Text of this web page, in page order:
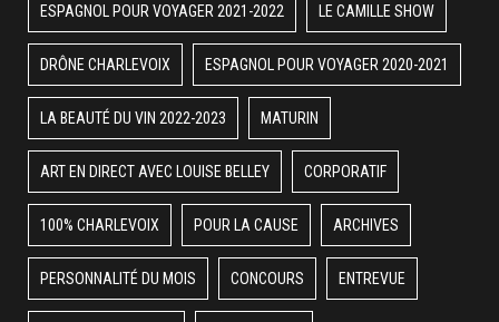
ESPAGNOL POUR VOYAGER 2021-2022 LE CAMILLE SHOW
DRÔNE CHARLEVOIX ESPAGNOL POUR VOYAGER 2020-2021
LA BEAUTÉ DU VIN 2022-2023 MATURIN
ART EN DIRECT AVEC LOUISE BELLEY CORPORATIF
100% CHARLEVOIX POUR LA CAUSE ARCHIVES
PERSONNALITÉ DU MOIS CONCOURS ENTREVUE